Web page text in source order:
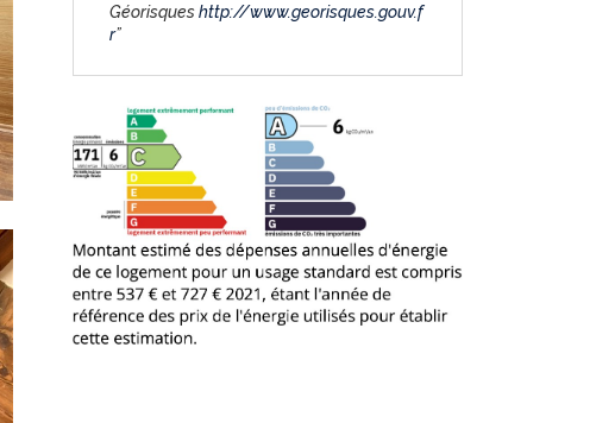
Géorisques http://www.georisques.gouv.f
r”